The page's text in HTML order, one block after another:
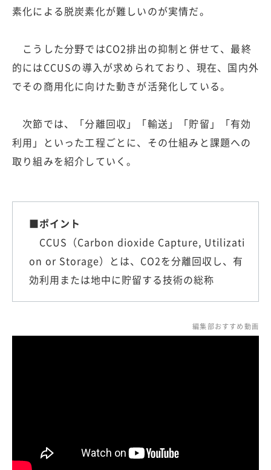
素化による脱炭素化が難しいのが実情だ。
こうした分野ではCO2排出の抑制と併せて、最終
的にはCCUSの導入が求められており、現在、国内外
でその商用化に向けた動きが活発化している。
次節では、「分離回収」「輸送」「貯留」「有効
利用」といった工程ごとに、その仕組みと課題への
取り組みを紹介していく。
■ポイント
CCUS（Carbon dioxide Capture, Utilizati
on or Storage）とは、CO2を分離回収し、有
効利用または地中に貯留する技術の総称
編集部おすすめ動画